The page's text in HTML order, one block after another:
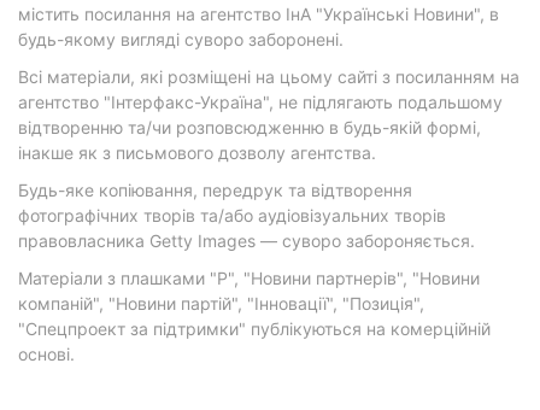
містить посилання на агентство ІнА "Українські Новини", в
будь-якому вигляді суворо заборонені.
Всі матеріали, які розміщені на цьому сайті з посиланням на
агентство "Інтерфакс-Україна", не підлягають подальшому
відтворенню та/чи розповсюдженню в будь-якій формі,
інакше як з письмового дозволу агентства.
Будь-яке копіювання, передрук та відтворення
фотографічних творів та/або аудіовізуальних творів
правовласника Getty Images — суворо забороняється.
Матеріали з плашками "Р", "Новини партнерів", "Новини
компаній", "Новини партій", "Інновації", "Позиція",
"Спецпроект за підтримки" публікуються на комерційній
основі.